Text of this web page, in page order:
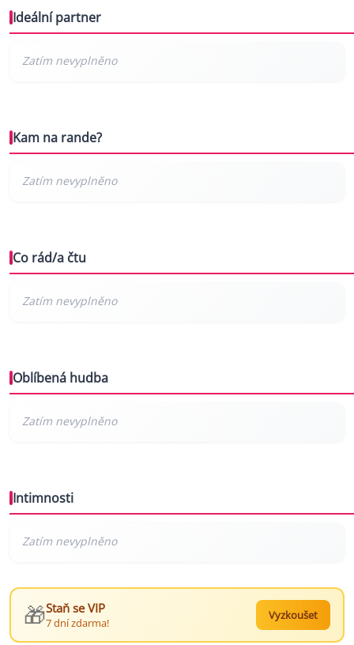
Ideální partner
Kam na rande?
Co rád/a čtu
Oblíbená hudba
Intimnosti
🎁Staň se VIP
7 dní zdarma!
Vyzkoušet